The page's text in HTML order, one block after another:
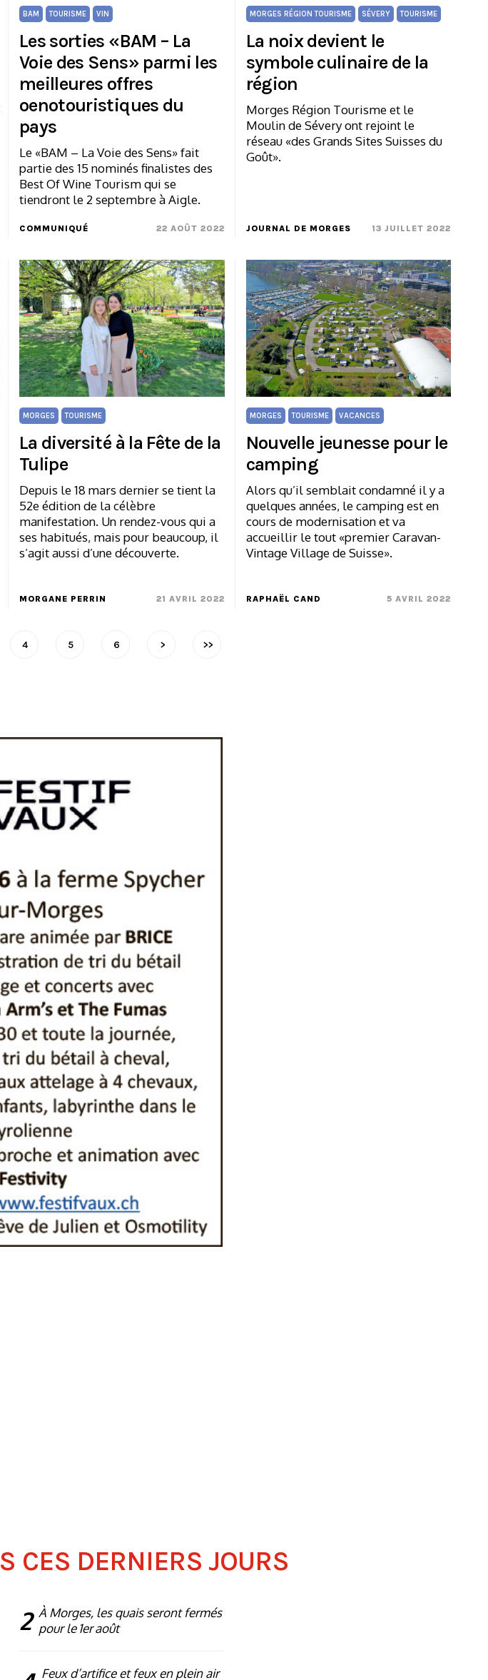
BAM TOURISME VIN
Les sorties «BAM – La
Voie des Sens» parmi les
meilleures offres
oenotouristiques du
pays
Le «BAM – La Voie des Sens» fait
partie des 15 nominés finalistes des
Best Of Wine Tourism qui se
tiendront le 2 septembre à Aigle.
COMMUNIQUÉ 22 AOÛT 2022
MORGES RÉGION TOURISME SÉVERY TOURISME
La noix devient le
symbole culinaire de la
région
Morges Région Tourisme et le
Moulin de Sévery ont rejoint le
réseau «des Grands Sites Suisses du
Goût».
JOURNAL DE MORGES 13 JUILLET 2022
MORGES TOURISME
La diversité à la Fête de la
Tulipe
Depuis le 18 mars dernier se tient la
52e édition de la célèbre
manifestation. Un rendez-vous qui a
ses habitués, mais pour beaucoup, il
s’agit aussi d’une découverte.
MORGANE PERRIN 21 AVRIL 2022
MORGES TOURISME VACANCES
Nouvelle jeunesse pour le
camping
Alors qu’il semblait condamné il y a
quelques années, le camping est en
cours de modernisation et va
accueillir le tout «premier Caravan-
Vintage Village de Suisse».
RAPHAËL CAND 5 AVRIL 2022
4 5 6 > >>
CES DERNIERS JOURS
2 À Morges, les quais seront fermés
pour le 1er août
Feux d’artifice et feux en plein air